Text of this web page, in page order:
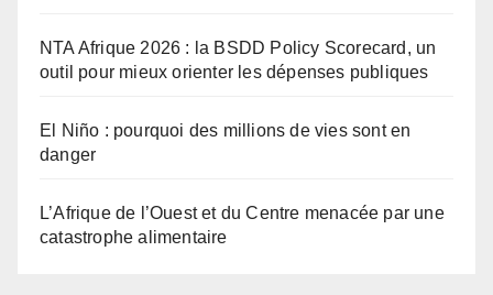
NTA Afrique 2026 : la BSDD Policy Scorecard, un
outil pour mieux orienter les dépenses publiques
El Niño : pourquoi des millions de vies sont en
danger
L’Afrique de l’Ouest et du Centre menacée par une
catastrophe alimentaire